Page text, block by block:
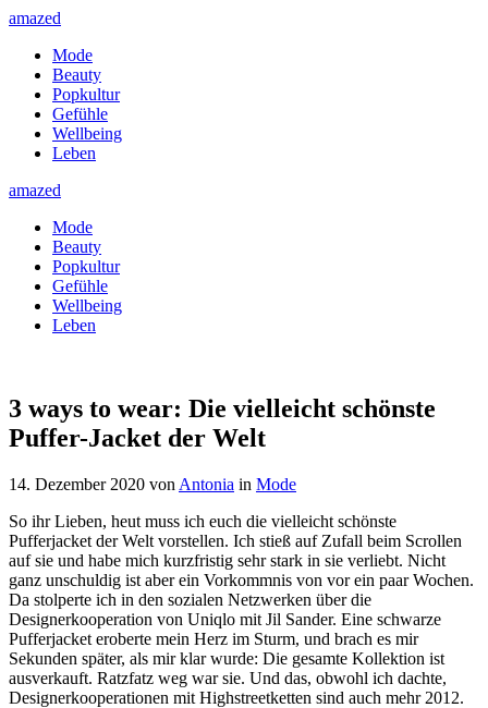
amazed
Mode
Beauty
Popkultur
Gefühle
Wellbeing
Leben
amazed
Mode
Beauty
Popkultur
Gefühle
Wellbeing
Leben
3 ways to wear: Die vielleicht schönste
Puffer-Jacket der Welt
14. Dezember 2020 von Antonia in Mode
So ihr Lieben, heut muss ich euch die vielleicht schönste
Pufferjacket der Welt vorstellen. Ich stieß auf Zufall beim Scrollen
auf sie und habe mich kurzfristig sehr stark in sie verliebt. Nicht
ganz unschuldig ist aber ein Vorkommnis von vor ein paar Wochen.
Da stolperte ich in den sozialen Netzwerken über die
Designerkooperation von Uniqlo mit Jil Sander. Eine schwarze
Pufferjacket eroberte mein Herz im Sturm, und brach es mir
Sekunden später, als mir klar wurde: Die gesamte Kollektion ist
ausverkauft. Ratzfatz weg war sie. Und das, obwohl ich dachte,
Designerkooperationen mit Highstreetketten sind auch mehr 2012.